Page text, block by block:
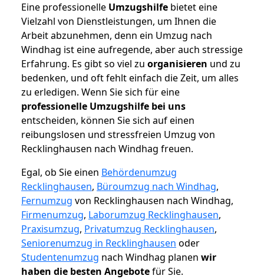
Eine professionelle Umzugshilfe bietet eine
Vielzahl von Dienstleistungen, um Ihnen die
Arbeit abzunehmen, denn ein Umzug nach
Windhag ist eine aufregende, aber auch stressige
Erfahrung. Es gibt so viel zu organisieren und zu
bedenken, und oft fehlt einfach die Zeit, um alles
zu erledigen. Wenn Sie sich für eine
professionelle Umzugshilfe bei uns
entscheiden, können Sie sich auf einen
reibungslosen und stressfreien Umzug von
Recklinghausen nach Windhag freuen.
Egal, ob Sie einen Behördenumzug
Recklinghausen, Büroumzug nach Windhag,
Fernumzug von Recklinghausen nach Windhag,
Firmenumzug, Laborumzug Recklinghausen,
Praxisumzug, Privatumzug Recklinghausen,
Seniorenumzug in Recklinghausen oder
Studentenumzug nach Windhag planen wir
haben die besten Angebotefür Sie.